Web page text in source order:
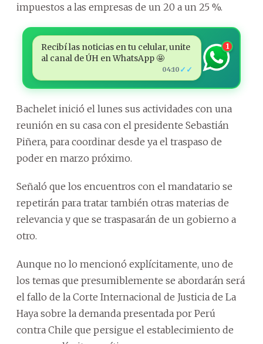
impuestos a las empresas de un 20 a un 25 %.
Recibí las noticias en tu celular, unite
al canal de ÚH en WhatsApp 🤩
04:10 ✓✓
1
Bachelet inició el lunes sus actividades con una
reunión en su casa con el presidente Sebastián
Piñera, para coordinar desde ya el traspaso de
poder en marzo próximo.
Señaló que los encuentros con el mandatario se
repetirán para tratar también otras materias de
relevancia y que se traspasarán de un gobierno a
otro.
Aunque no lo mencionó explícitamente, uno de
los temas que presumiblemente se abordarán será
el fallo de la Corte Internacional de Justicia de La
Haya sobre la demanda presentada por Perú
contra Chile que persigue el establecimiento de